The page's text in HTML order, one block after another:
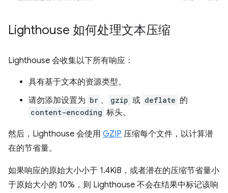
Lighthouse 如何处理文本压缩
Lighthouse 会收集以下所有响应：
具有基于文本的资源类型。
请勿添加设置为 br 、 gzip 或 deflate 的
content-encoding 标头。
然后，Lighthouse 会使用 GZIP 压缩每个文件，以计算潜
在的节省量。
如果响应的原始大小小于 1.4KiB，或者潜在的压缩节省量小
于原始大小的 10%，则 Lighthouse 不会在结果中标记该响